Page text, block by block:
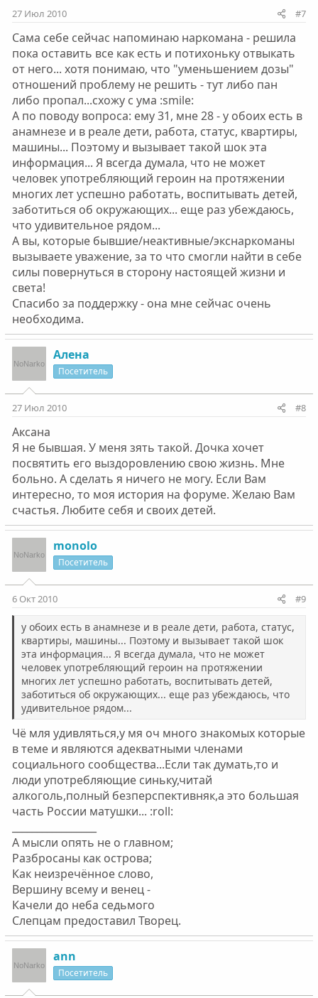
27 Июл 2010 #7
Сама себе сейчас напоминаю наркомана - решила
пока оставить все как есть и потихоньку отвыкать
от него... хотя понимаю, что "уменьшением дозы"
отношений проблему не решить - тут либо пан
либо пропал...схожу с ума :smile:
А по поводу вопроса: ему 31, мне 28 - у обоих есть в
анамнезе и в реале дети, работа, статус, квартиры,
машины... Поэтому и вызывает такой шок эта
информация... Я всегда думала, что не может
человек употребляющий героин на протяжении
многих лет успешно работать, воспитывать детей,
заботиться об окружающих... еще раз убеждаюсь,
что удивительное рядом...
А вы, которые бывшие/неактивные/экснаркоманы
вызываете уважение, за то что смогли найти в себе
силы повернуться в сторону настоящей жизни и
света!
Спасибо за поддержку - она мне сейчас очень
необходима.
Алена
Посетитель
27 Июл 2010 #8
Аксана
Я не бывшая. У меня зять такой. Дочка хочет
посвятить его выздоровлению свою жизнь. Мне
больно. А сделать я ничего не могу. Если Вам
интересно, то моя история на форуме. Желаю Вам
счастья. Любите себя и своих детей.
monolo
Посетитель
6 Окт 2010 #9
у обоих есть в анамнезе и в реале дети, работа, статус,
квартиры, машины... Поэтому и вызывает такой шок
эта информация... Я всегда думала, что не может
человек употребляющий героин на протяжении
многих лет успешно работать, воспитывать детей,
заботиться об окружающих... еще раз убеждаюсь, что
удивительное рядом...
Чё мля удивляться,у мя оч много знакомых которые
в теме и являются адекватными членами
социального сообщества...Если так думать,то и
люди употребляющие синьку,читай
алкоголь,полный безперспективняк,а это большая
часть России матушки... :roll:
А мысли опять не о главном;
Разбросаны как острова;
Как неизречённое слово,
Вершину всему и венец -
Качели до неба седьмого
Слепцам предоставил Творец.
ann
Посетитель